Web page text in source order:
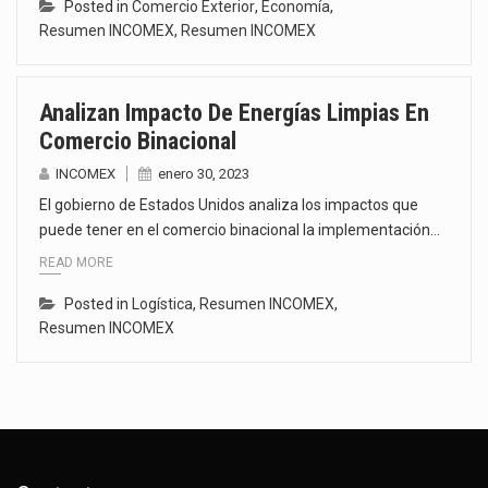
Posted in Comercio Exterior, Economía,
Resumen INCOMEX, Resumen INCOMEX
Analizan Impacto De Energías Limpias En
Comercio Binacional
INCOMEX enero 30, 2023
El gobierno de Estados Unidos analiza los impactos que
puede tener en el comercio binacional la implementación…
READ MORE
Posted in Logística, Resumen INCOMEX,
Resumen INCOMEX